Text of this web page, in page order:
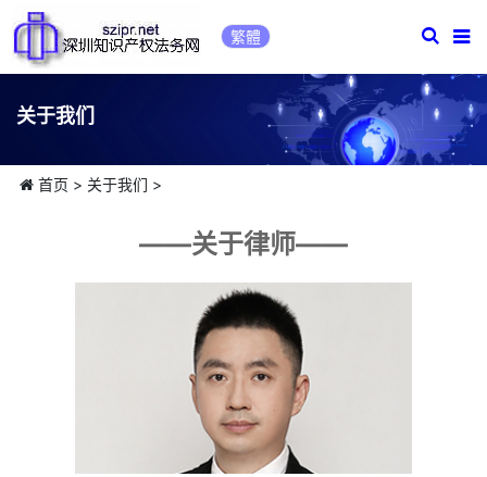
繁體
关于我们
首页 > 关于我们 >
——关于律师——